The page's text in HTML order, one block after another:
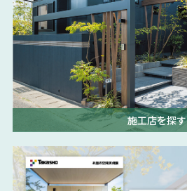
施工店を探す